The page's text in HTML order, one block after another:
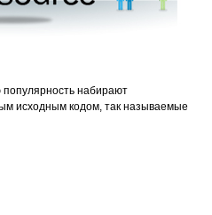
набирают
исходным кодом, так называемые